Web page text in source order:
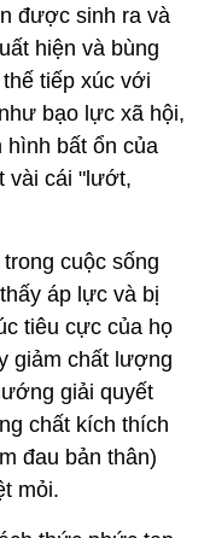
được sinh ra và
hiện và bùng
tiếp xúc với
bạo lực xã hội,
bất ổn của
vài cái "lướt,
cuộc sống
áp lực và bị
tiêu cực của họ
giảm chất lượng
giải quyết
chất kích thích
đau bản thân)
mỏi.